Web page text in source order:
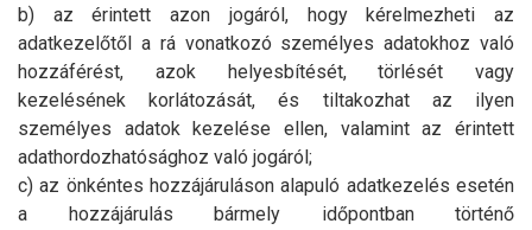
b) az érintett azon jogáról, hogy kérelmezheti az
adatkezelőtől a rá vonatkozó személyes adatokhoz való
hozzáférést, azok helyesbítését, törlését vagy
kezelésének korlátozását, és tiltakozhat az ilyen
személyes adatok kezelése ellen, valamint az érintett
adathordozhatósághoz való jogáról;
c) az önkéntes hozzájáruláson alapuló adatkezelés esetén
a hozzájárulás bármely időpontban történő